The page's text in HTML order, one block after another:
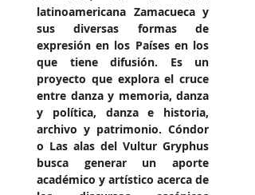
latinoamericana Zamacueca y
sus diversas formas de
expresión en los Países en los
que tiene difusión. Es un
proyecto que explora el cruce
entre danza y memoria, danza
y política, danza e historia,
archivo y patrimonio. Cóndor
o Las alas del Vultur Gryphus
busca generar un aporte
académico y artístico acerca de